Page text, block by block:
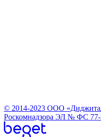
© 2014-2023 ООО
Роскомнадзора ЭЛ № ФС 77-